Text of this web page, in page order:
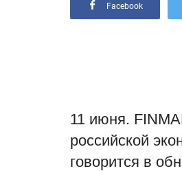
Facebook
11 июня.
российской
говорится в